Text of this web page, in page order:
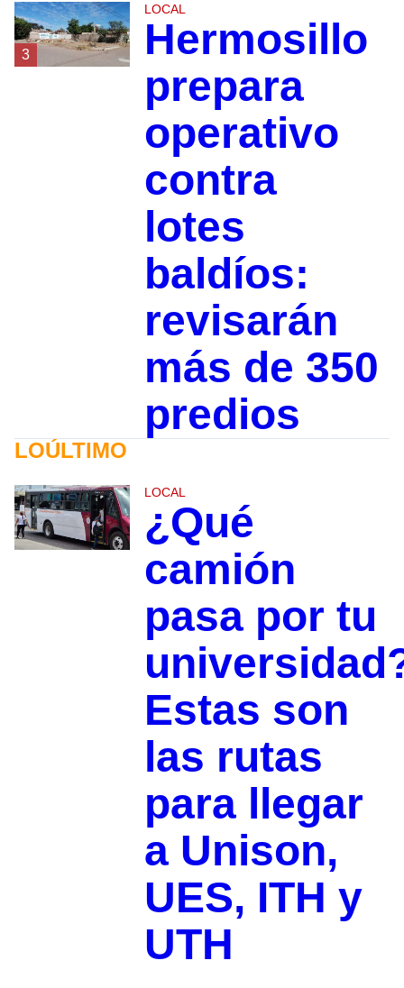
3
LOCAL
Hermosillo
prepara
operativo
contra
lotes
baldíos:
revisarán
más de 350
predios
LOÚLTIMO
LOCAL
¿Qué
camión
pasa por tu
Estas son
las rutas
para llegar
a Unison,
UES, ITH y
UTH